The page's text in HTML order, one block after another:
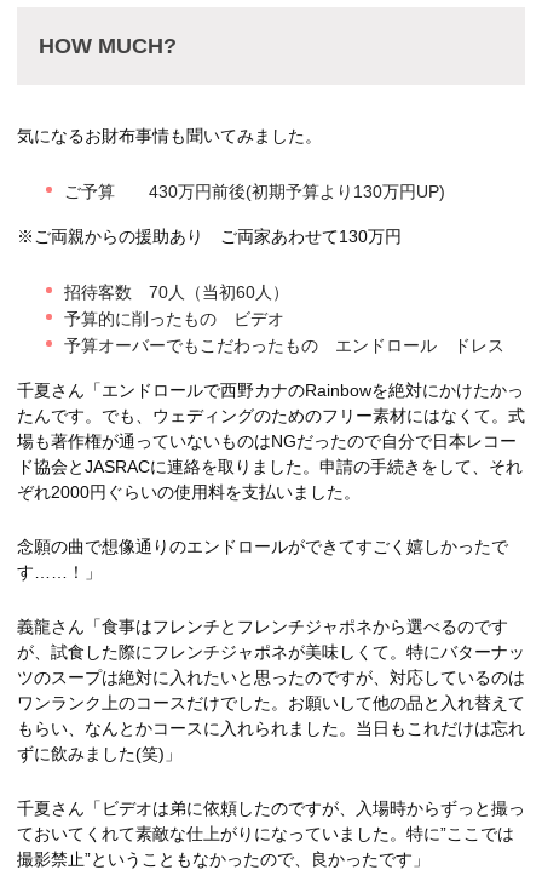
HOW MUCH?
気になるお財布事情も聞いてみました。
ご予算 430万円前後(初期予算より130万円UP)
※ご両親からの援助あり ご両家あわせて130万円
招待客数 70人（当初60人）
予算的に削ったもの ビデオ
予算オーバーでもこだわったもの エンドロール ドレス
千夏さん「エンドロールで西野カナのRainbowを絶対にかけたかっ
たんです。でも、ウェディングのためのフリー素材にはなくて。式
場も著作権が通っていないものはNGだったので自分で日本レコー
ド協会とJASRACに連絡を取りました。申請の手続きをして、それ
ぞれ2000円ぐらいの使用料を支払いました。
念願の曲で想像通りのエンドロールができてすごく嬉しかったで
す……！」
義龍さん「食事はフレンチとフレンチジャポネから選べるのです
が、試食した際にフレンチジャポネが美味しくて。特にバターナッ
ツのスープは絶対に入れたいと思ったのですが、対応しているのは
ワンランク上のコースだけでした。お願いして他の品と入れ替えて
もらい、なんとかコースに入れられました。当日もこれだけは忘れ
ずに飲みました(笑)」
千夏さん「ビデオは弟に依頼したのですが、入場時からずっと撮っ
ておいてくれて素敵な仕上がりになっていました。特に”ここでは
撮影禁止”ということもなかったので、良かったです」